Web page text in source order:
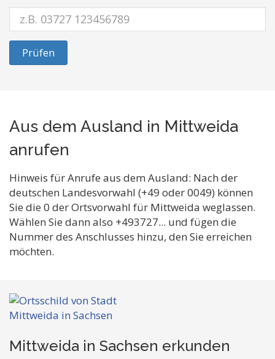
Prüfen
Aus dem Ausland in Mittweida
anrufen
Hinweis für Anrufe aus dem Ausland: Nach der
deutschen Landesvorwahl (+49 oder 0049) können
Sie die 0 der Ortsvorwahl für Mittweida weglassen.
Wählen Sie dann also +493727... und fügen die
Nummer des Anschlusses hinzu, den Sie erreichen
möchten.
Mittweida in Sachsen erkunden